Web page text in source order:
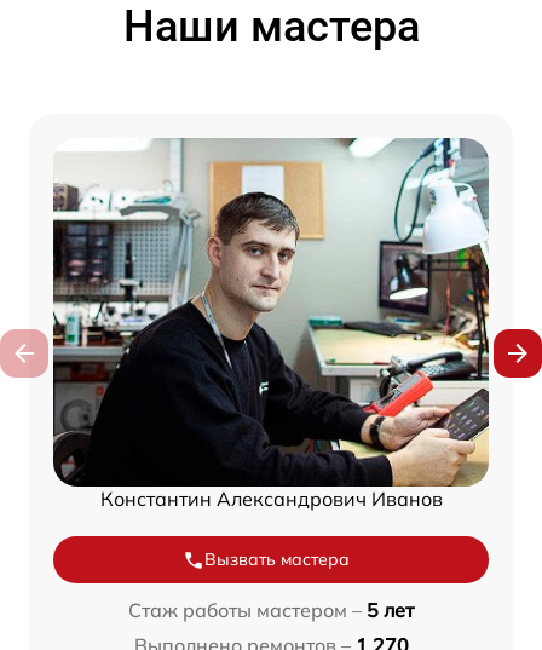
Наши мастера
Константин Александрович Иванов
Вызвать мастера
Стаж работы мастером – 5 лет
Выполнено ремонтов – 1 270